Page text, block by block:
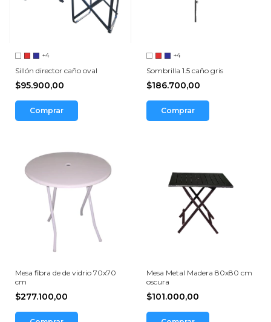
+4
Sillón director caño oval
$95.900,00
Comprar
+4
Sombrilla 1.5 caño gris
$186.700,00
Comprar
Mesa fibra de de vidrio 70x70
cm
$277.100,00
Mesa Metal Madera 80x80 cm
oscura
$101.000,00